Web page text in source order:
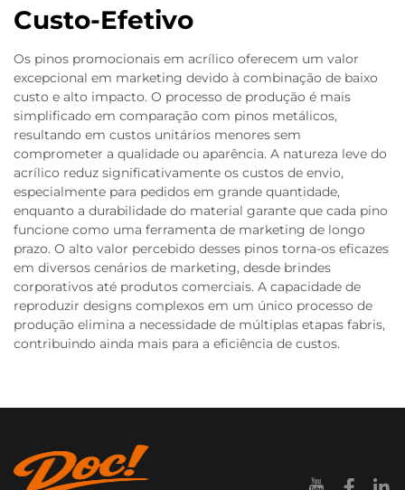
Custo-Efetivo
Os pinos promocionais em acrílico oferecem um valor
excepcional em marketing devido à combinação de baixo
custo e alto impacto. O processo de produção é mais
simplificado em comparação com pinos metálicos,
resultando em custos unitários menores sem
comprometer a qualidade ou aparência. A natureza leve do
acrílico reduz significativamente os custos de envio,
especialmente para pedidos em grande quantidade,
enquanto a durabilidade do material garante que cada pino
funcione como uma ferramenta de marketing de longo
prazo. O alto valor percebido desses pinos torna-os eficazes
em diversos cenários de marketing, desde brindes
corporativos até produtos comerciais. A capacidade de
reproduzir designs complexos em um único processo de
produção elimina a necessidade de múltiplas etapas fabris,
contribuindo ainda mais para a eficiência de custos.